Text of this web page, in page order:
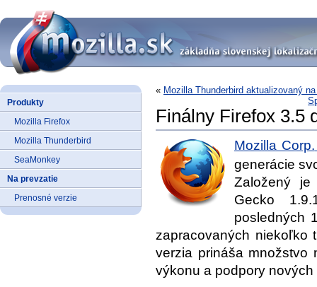
Produkty
Mozilla Firefox
Mozilla Thunderbird
SeaMonkey
Na prevzatie
Prenosné verzie
« Mozilla Thunderbird aktualizovaný
Finálny Firefox 3.5
Mozilla Corp.
generácie
Založený
Gecko
posledných
zapracovaných niekoľko
verzia prináša množstvo
výkonu a podpory